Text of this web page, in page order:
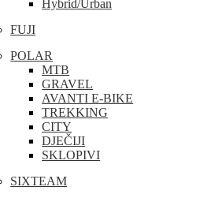
Hybrid/Urban
FUJI
POLAR
MTB
GRAVEL
AVANTI E-BIKE
TREKKING
CITY
DJEČIJI
SKLOPIVI
SIXTEAM